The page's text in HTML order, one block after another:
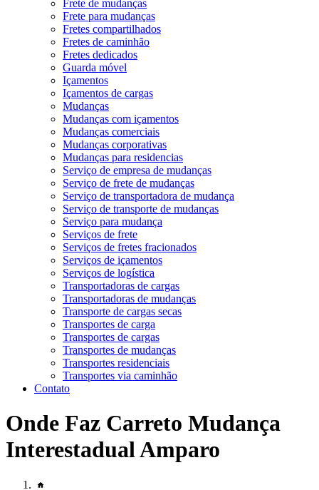
Frete de mudanças
Frete para mudanças
Fretes compartilhados
Fretes de caminhão
Fretes dedicados
Guarda móvel
Içamentos
Içamentos de cargas
Mudanças
Mudanças com içamentos
Mudanças comerciais
Mudanças corporativas
Mudanças para residencias
Serviço de empresa de mudanças
Serviço de frete de mudanças
Serviço de transportadora de mudança
Serviço de transporte de mudanças
Serviço para mudança
Serviços de frete
Serviços de fretes fracionados
Serviços de içamentos
Serviços de logística
Transportadoras de cargas
Transportadoras de mudanças
Transporte de cargas secas
Transportes de carga
Transportes de cargas
Transportes de mudanças
Transportes residenciais
Transportes via caminhão
Contato
Onde Faz Carreto Mudança
Interestadual Amparo